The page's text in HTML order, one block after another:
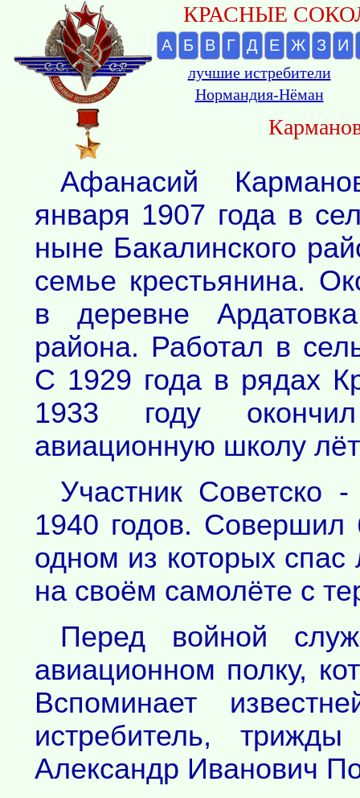
КРАСНЫЕ
А Б В Г Д Е Ж З И
лучшие истребители
Нормандия-Нёман
Афанасий
января 1907 года в
ныне Бакалинского
семье крестьянина.
в деревне
района. Работал в
С 1929 года в рядах
1933 году
авиационную школу
Участник Советско
1940 годов.
одном из которых спас
на своём самолёте с
Перед войной
авиационном полку,
Вспоминает
истребитель,
Александр Иванович